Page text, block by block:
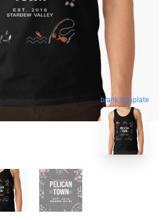
blank template